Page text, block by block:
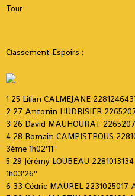
Tour
Classement Espoirs :
1 25 Lilian CALMEJANE
2 27 Antonin HUDRISIER
3 26 David MAUHOURAT
4 28 Romain CAMPISTROUS
3ème 1h02'11''
5 29 Jérémy LOUBEAU
1h03'26''
6 33 Cédric MAUREL 2231025017